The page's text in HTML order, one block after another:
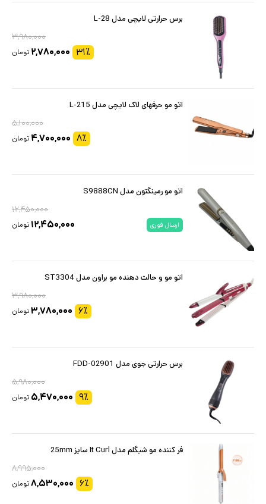
برس حرارتی لایچی مدل L-28
۳,۹۸۰,۰۰۰
۳۱٪ ۲,۷۸۰,۰۰۰ تومان
اتو مو حرفهای لاک لایچی مدل L-215
۵,۱۰۰,۰۰۰
۸٪ ۴,۷۰۰,۰۰۰ تومان
اتو مو رمینگتون مدل S9888CN
۱۲,۴۵۰,۰۰۰
ارسال فوری ۱۲,۴۵۰,۰۰۰ تومان
اتو مو و حالت دهنده مو براون مدل ST3304
۳,۹۸۰,۰۰۰
۶٪ ۳,۷۸۰,۰۰۰تومان
برس حرارتی جوی مدل FDD-02901
۵,۹۸۰,۰۰۰
۹٪ ۵,۴۷۰,۰۰۰ تومان
فر کننده مو شیگلم مدل It Curl سایز 25mm
۸,۹۹۵,۰۰۰
۶٪ ۸,۵۳۰,۰۰۰تومان